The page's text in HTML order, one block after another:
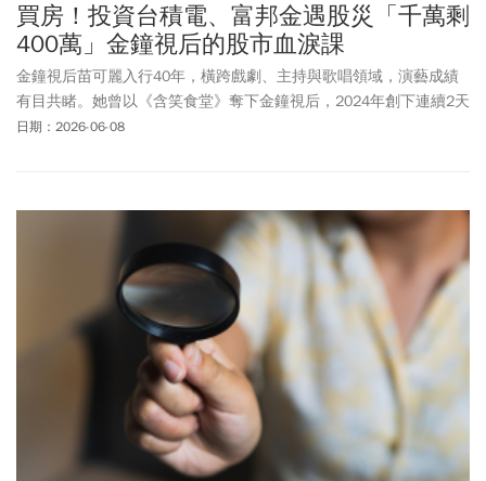
買房！投資台積電、富邦金遇股災「千萬剩
400萬」金鐘視后的股市血淚課
金鐘視后苗可麗入行40年，橫跨戲劇、主持與歌唱領域，演藝成績
有目共睹。她曾以《含笑食堂》奪下金鐘視后，2024年創下連續2天
「敲鐘」紀錄，一口氣抱回綜藝節目主持人獎與迷你劇集女配角
日期：2026-06-08